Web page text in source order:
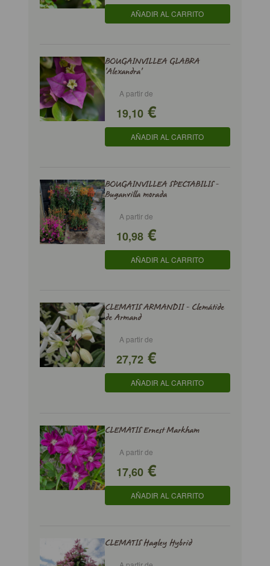
AÑADIR AL CARRITO
BOUGAINVILLEA GLABRA
'Alexandra'
A partir de
19,10€
AÑADIR AL CARRITO
BOUGAINVILLEA SPECTABILIS -
Buganvilla morada
A partir de
10,98€
AÑADIR AL CARRITO
CLEMATIS ARMANDII - Clemátide
de Armand
A partir de
27,72€
AÑADIR AL CARRITO
CLEMATIS Ernest Markham
A partir de
17,60€
AÑADIR AL CARRITO
CLEMATIS Hagley Hybrid